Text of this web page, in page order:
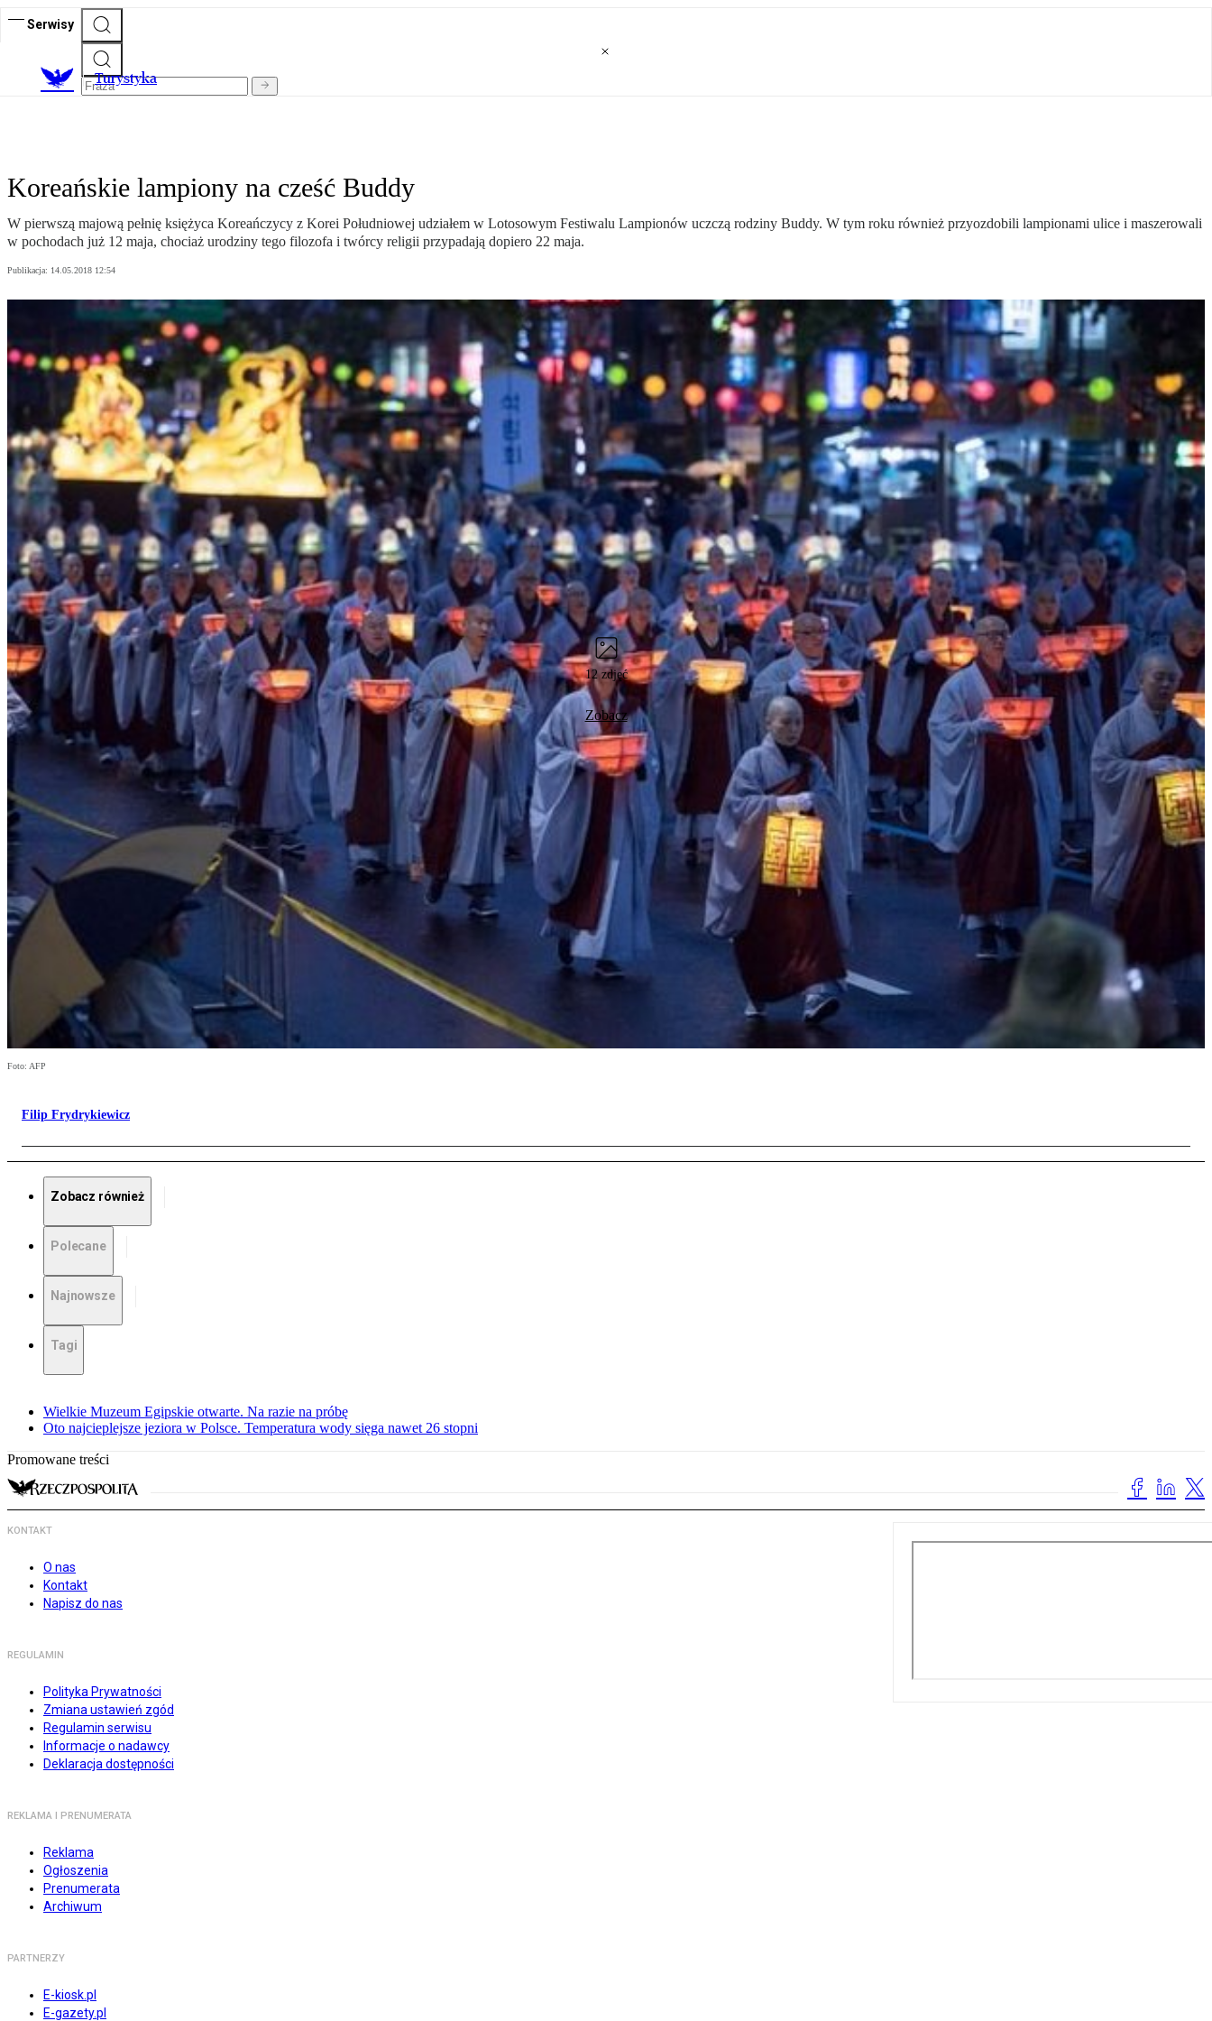
Serwisy
Turystyka
Koreańskie lampiony na cześć Buddy
W pierwszą majową pełnię księżyca Koreańczycy z Korei Południowej udziałem w Lotosowym Festiwalu Lampionów uczczą rodziny Buddy. W tym roku również przyozdobili lampionami ulice i maszerowali
w pochodach już 12 maja, chociaż urodziny tego filozofa i twórcy religii przypadają dopiero 22 maja.
Publikacja: 14.05.2018 12:54
12 zdjęć
Zobacz
Foto: AFP
Filip Frydrykiewicz
Zobacz również
Polecane
Najnowsze
Tagi
Wielkie Muzeum Egipskie otwarte. Na razie na próbę
Oto najcieplejsze jeziora w Polsce. Temperatura wody sięga nawet 26 stopni
Promowane treści
KONTAKT
O nas
Kontakt
Napisz do nas
REGULAMIN
Polityka Prywatności
Zmiana ustawień zgód
Regulamin serwisu
Informacje o nadawcy
Deklaracja dostępności
REKLAMA I PRENUMERATA
Reklama
Ogłoszenia
Prenumerata
Archiwum
PARTNERZY
E-kiosk.pl
E-gazety.pl